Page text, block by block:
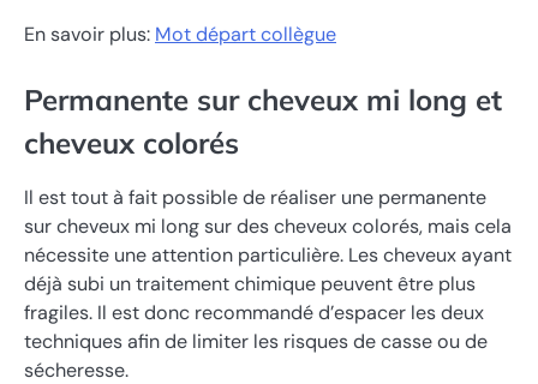
En savoir plus: Mot départ collègue
Permanente sur cheveux mi long et
cheveux colorés
Il est tout à fait possible de réaliser une permanente
sur cheveux mi long sur des cheveux colorés, mais cela
nécessite une attention particulière. Les cheveux ayant
déjà subi un traitement chimique peuvent être plus
fragiles. Il est donc recommandé d’espacer les deux
techniques afin de limiter les risques de casse ou de
sécheresse.